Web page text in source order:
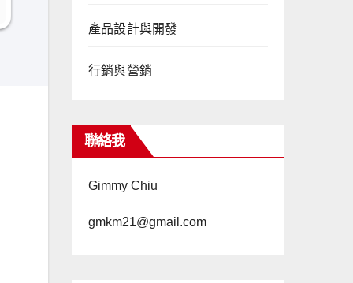
產品設計與開發
行銷與營銷
聯絡我
Gimmy Chiu
gmkm21@gmail.com